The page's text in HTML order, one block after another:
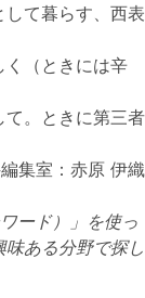
て暮らす、西表
く（ときには辛
て。ときに第三者
集室：赤原 伊織
ード）」を使っ
ある分野で探し